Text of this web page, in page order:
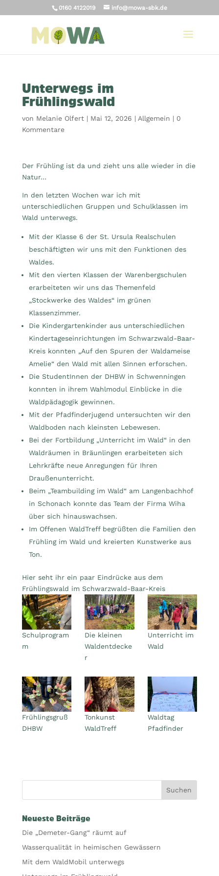
0160 4122019 info@mowa-sbk.de
Unterwegs im
Frühlingswald
von Melanie Olfert| Mai 12, 2026 | Allgemein | 0
Kommentare
Der Frühling ist da und zieht uns alle wieder in die
Natur…
In den letzten Wochen war ich mit
unterschiedlichen Gruppen und Schulklassen im
Wald unterwegs.
Mit der Klasse 6 der St. Ursula Realschulen
beschäftigten wir uns mit den Funktionen des
Waldes.
Mit den vierten Klassen der Warenbergschulen
erarbeiteten wir uns das Themenfeld
„Stockwerke des Waldes“ im grünen
Klassenzimmer.
Die Kindergartenkinder aus unterschiedlichen
Kindertageseinrichtungen im Schwarzwald-Baar-
Kreis konnten „Auf den Spuren der Waldameise
Amelie“ den Wald mit allen Sinnen erforschen.
Die StudentInnen der DHBW in Schwenningen
konnten in ihrem Wahlmodul Einblicke in die
Waldpädagogik gewinnen.
Mit der Pfadfinderjugend untersuchten wir den
Waldboden nach kleinsten Lebewesen.
Bei der Fortbildung „Unterricht im Wald“ in den
Waldräumen in Bräunlingen erarbeiteten sich
Lehrkräfte neue Anregungen für Ihren
Draußenunterricht.
Beim „Teambuilding im Wald“ am Langenbachhof
in Schonach konnte das Team der Firma Wiha
über sich hinauswachsen.
Im Offenen WaldTreff begrüßten die Familien den
Frühling im Wald und kreierten Kunstwerke aus
Ton.
Hier seht ihr ein paar Eindrücke aus dem
Frühlingswald im Schwarzwald-Baar-Kreis
Schulprogram
m
Die kleinen
Waldentdecke
r
Unterricht im
Wald
Frühlingsgruß
DHBW
Tonkunst
WaldTreff
Waldtag
Pfadfinder
Neueste Beiträge
Die „Demeter-Gang“ räumt auf
Wasserqualität in heimischen Gewässern
Mit dem WaldMobil unterwegs